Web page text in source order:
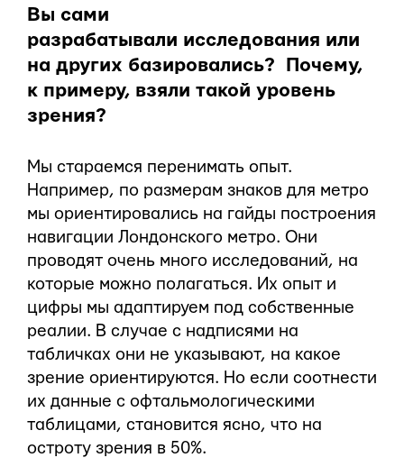
Вы сами
разрабатывали исследования или
на других базировались? Почему,
к примеру, взяли такой уровень
зрения?
Мы стараемся перенимать опыт.
Например, по размерам знаков для метро
мы ориентировались на гайды построения
навигации Лондонского метро. Они
проводят очень много исследований, на
которые можно полагаться. Их опыт и
цифры мы адаптируем под собственные
реалии. В случае с надписями на
табличках они не указывают, на какое
зрение ориентируются. Но если соотнести
их данные с офтальмологическими
таблицами, становится ясно, что на
остроту зрения в 50%.